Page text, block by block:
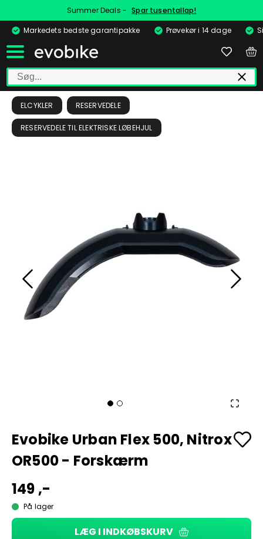
Summer Deals - Spar tusentallap!
Markedets bedste garantipakke
Prøvekør i 14 dage
ELCYKLER RESERVEDELE
RESERVEDELE TIL ELEKTRISKE LØBEHJUL
Evobike Urban Flex 500, Nitrox
OR500 - Forskærm
149 ,-
På lager
LÆG I INDKØBSKURV